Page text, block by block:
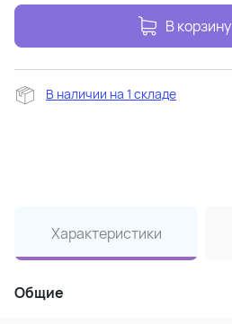
В корзину
В наличии на 1 складе
Характеристики
Общие